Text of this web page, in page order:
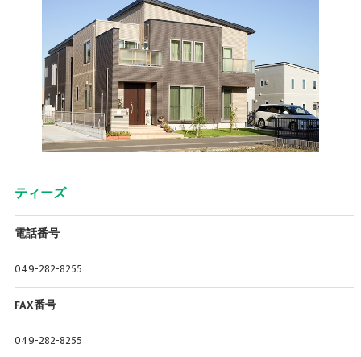
ティーズ
電話番号
049-282-8255
FAX番号
049-282-8255